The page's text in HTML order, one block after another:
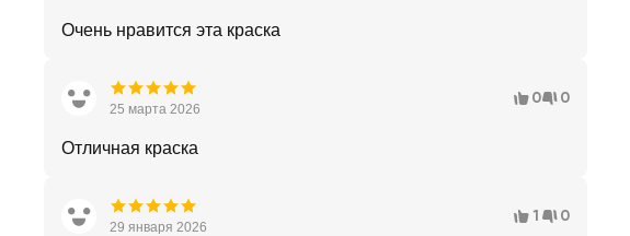
Очень нравится эта краска
25 марта 2026
0 0
Отличная краска
29 января 2026
1 0